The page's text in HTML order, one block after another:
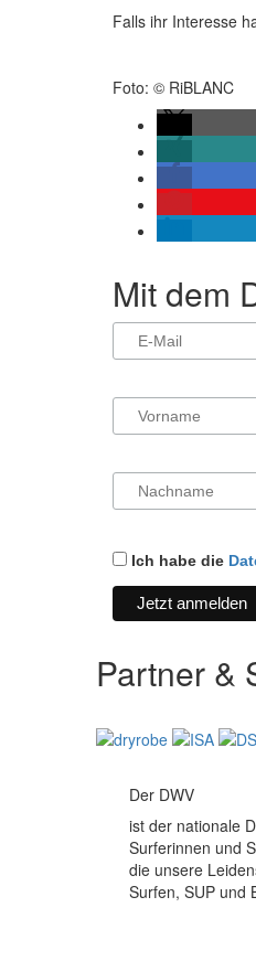
Falls ihr Interesse
Foto: © RiBLANC
Mit dem
Ich habe die
Partner &
Der DWV
ist der nationale
Surferinnen und
die unsere
Surfen, SUP und